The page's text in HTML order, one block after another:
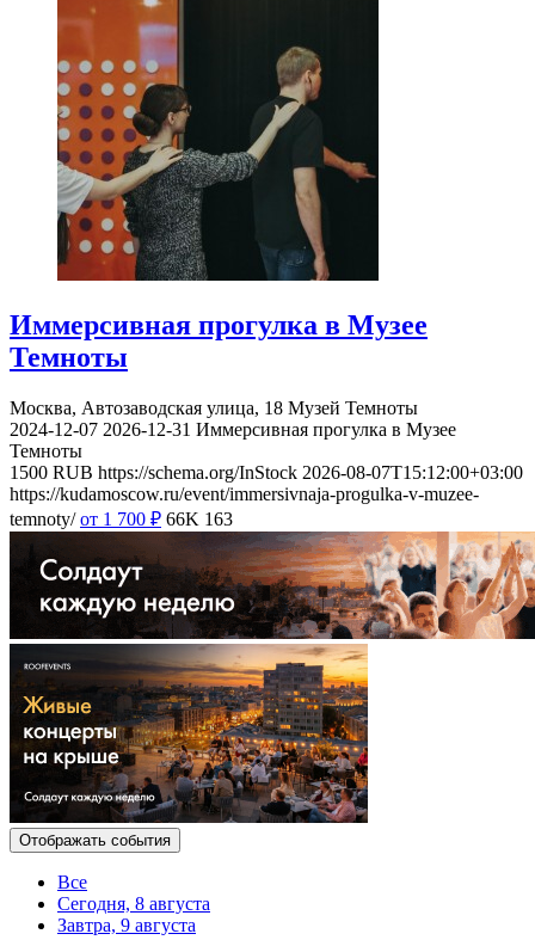
Иммерсивная прогулка в Музее
Темноты
Москва, Автозаводская улица, 18 Музей Темноты
2024-12-07 2026-12-31 Иммерсивная прогулка в Музее
Темноты
1500 RUB https://schema.org/InStock 2026-08-07T15:12:00+03:00
https://kudamoscow.ru/event/immersivnaja-progulka-v-muzee-
temnoty/ от 1 700 ₽ 66K 163
Отображать события
Все
Сегодня, 8 августа
Завтра, 9 августа